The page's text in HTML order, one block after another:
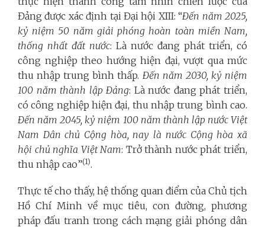
Đảng được xác định tại Đại hội XIII: “Đến năm 2025,
kỷ niệm 50 năm giải phóng hoàn toàn miền Nam,
thống nhất đất nước: Là nước đang phát triển, có
công nghiệp theo hướng hiện đại, vượt qua mức
thu nhập trung bình thấp. Đến năm 2030, kỷ niệm
100 năm thành lập Đảng: Là nước đang phát triển,
có công nghiệp hiện đại, thu nhập trung bình cao.
Đến năm 2045, kỷ niệm 100 năm thành lập nước Việt
Nam Dân chủ Cộng hòa, nay là nước Cộng hòa xã
hội chủ nghĩa Việt Nam: Trở thành nước phát triển,
thu nhập cao”(1).
Thực tế cho thấy, hệ thống quan điểm của Chủ tịch
Hồ Chí Minh về mục tiêu, con đường, phương
pháp đấu tranh trong cách mạng giải phóng dân